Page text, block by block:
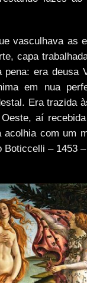
vasculhava as
capa
era deusa
em nua
Era trazida
aí
com um
Boticcelli – 1453